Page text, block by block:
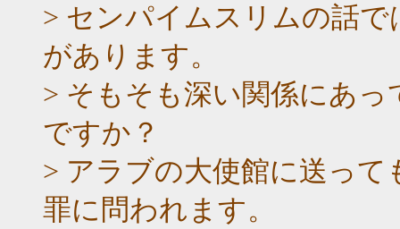
> センパイムスリムの話
があります。
> そもそも深い関係にあ
ですか？
> アラブの大使館に送っ
罪に問われます。